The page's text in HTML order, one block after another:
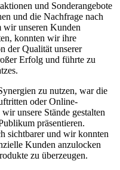
und Sonderangebote
und​ die Nachfrage nach
⁣unseren Kunden
‌konnten wir ihre
⁤der Qualität unserer
Erfolg und führte zu
zu ⁣nutzen, war die
oder ⁢Online-
unsere ​Stände ⁤gestalten
präsentieren.⁢
‌sichtbarer ‍und wir⁢ konnten
Kunden⁣ anzulocken⁢
zu überzeugen.